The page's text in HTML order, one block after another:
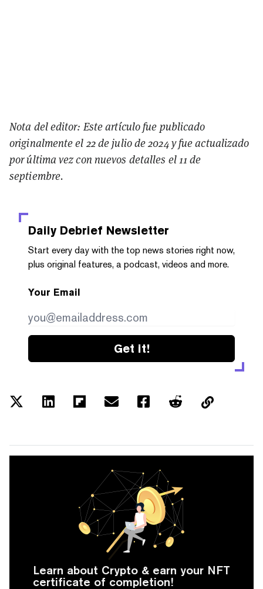
Nota del editor: Este artículo fue publicado
originalmente el 22 de julio de 2024 y fue actualizado
por última vez con nuevos detalles el 11 de
septiembre.
Daily Debrief Newsletter
Start every day with the top news stories right now,
plus original features, a podcast, videos and more.
Your Email
Get it!
Learn about Crypto & earn your NFT
certificate of completion!